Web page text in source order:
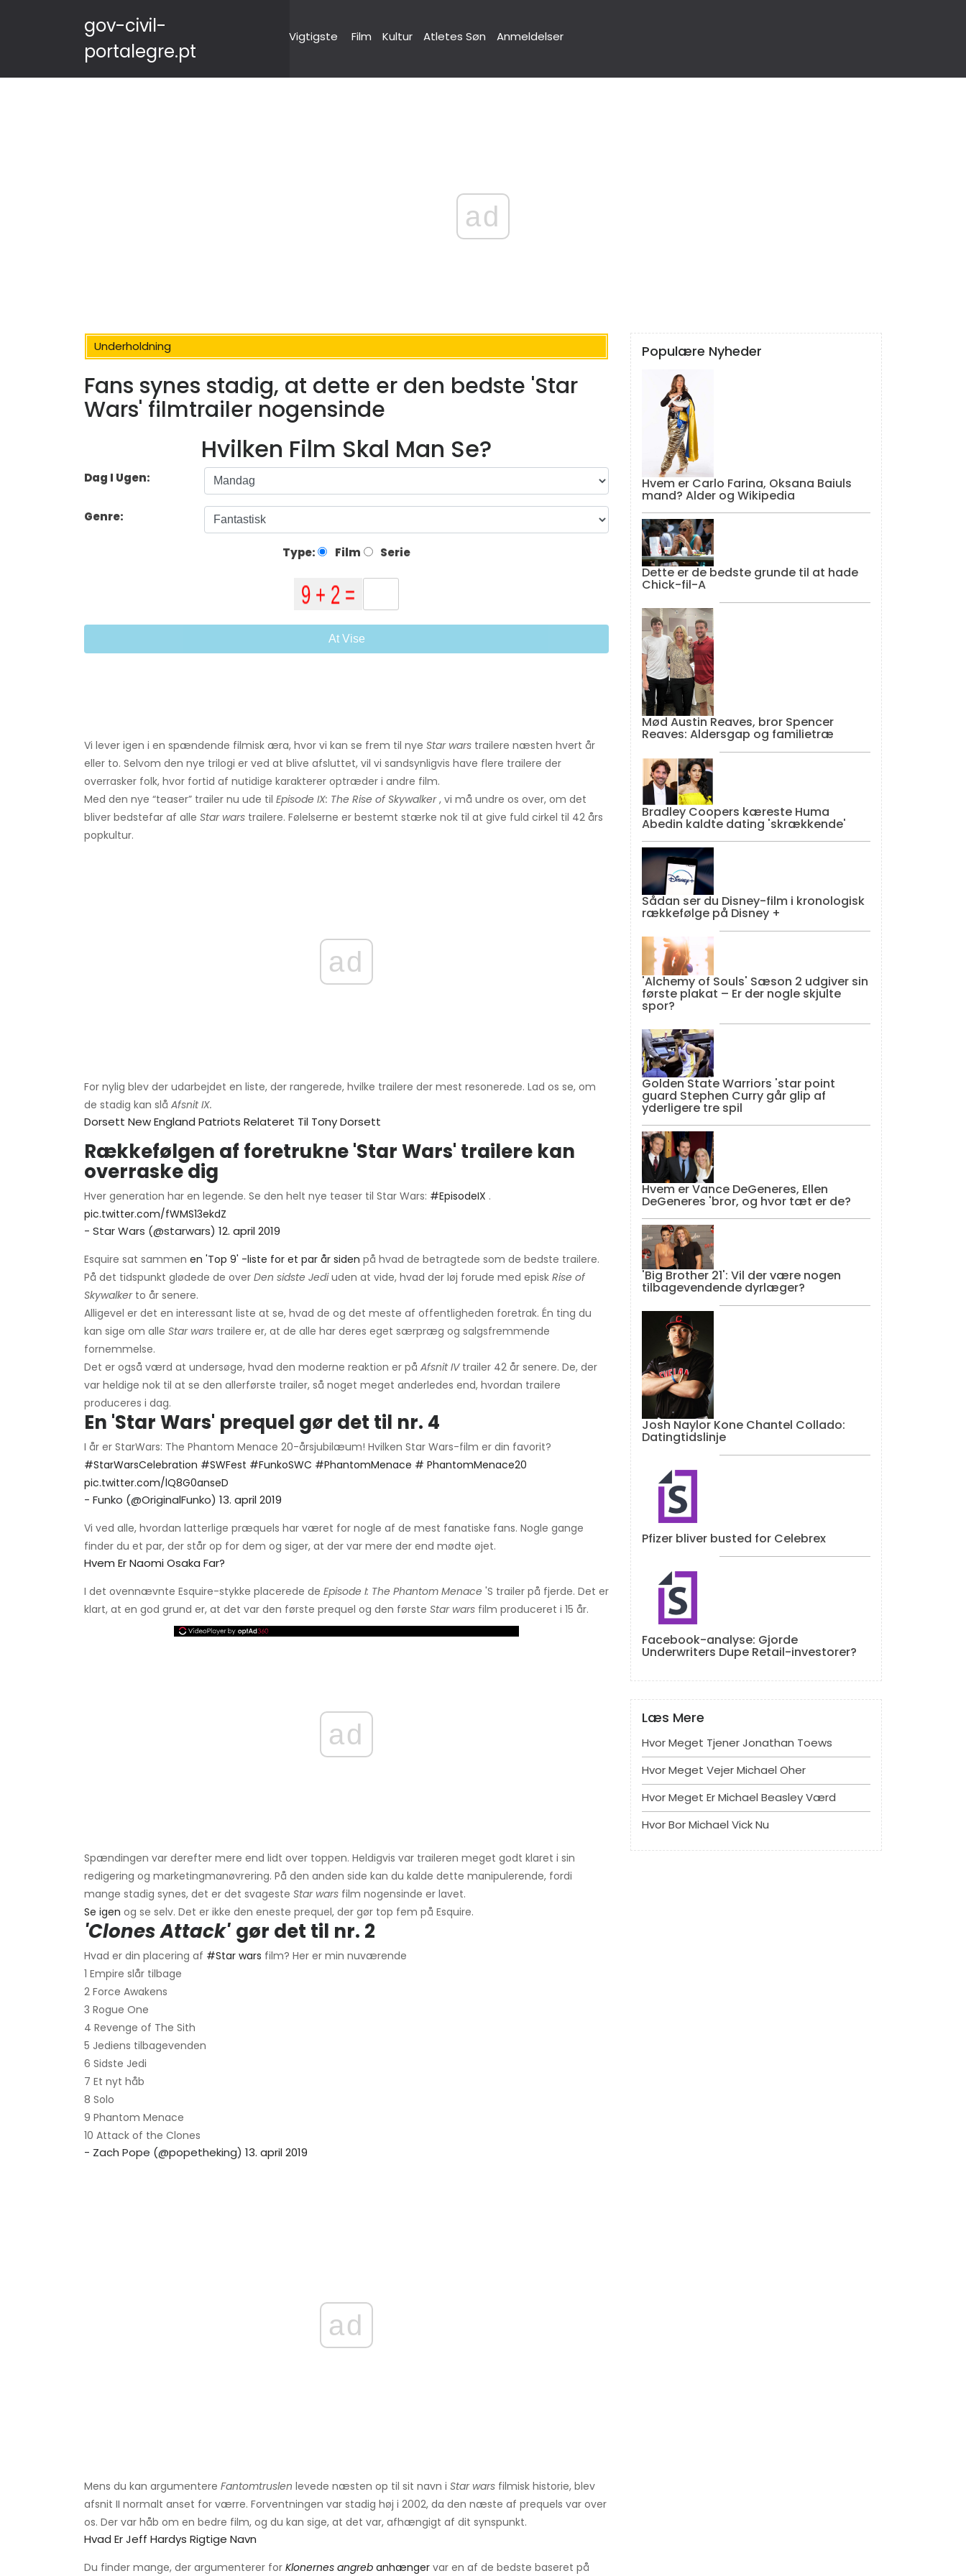
gov-civil-
portalegre.pt
Vigtigste Film Kultur Atletes Søn Anmeldelser
ad
Underholdning
Fans synes stadig, at dette er den bedste 'Star
Wars' filmtrailer nogensinde
Hvilken Film Skal Man Se?
Dag I Ugen:
Genre:
Type: Film Serie
At Vise
Vi lever igen i en spændende filmisk æra, hvor vi kan se frem til nye Star wars trailere næsten hvert år
eller to. Selvom den nye trilogi er ved at blive afsluttet, vil vi sandsynligvis have flere trailere der
overrasker folk, hvor fortid af nutidige karakterer optræder i andre film.
Med den nye “teaser” trailer nu ude til Episode IX: The Rise of Skywalker, vi må undre os over, om det
bliver bedstefar af alle Star wars trailere. Følelserne er bestemt stærke nok til at give fuld cirkel til 42 års
popkultur.
ad
For nylig blev der udarbejdet en liste, der rangerede, hvilke trailere der mest resonerede. Lad os se, om
de stadig kan slå Afsnit IX.
Dorsett New England Patriots Relateret Til Tony Dorsett
Rækkefølgen af ​​foretrukne 'Star Wars' trailere kan
overraske dig
Hver generation har en legende. Se den helt nye teaser til Star Wars: #EpisodeIX .
pic.twitter.com/fWMS13ekdZ
- Star Wars (@starwars) 12. april 2019
Esquire sat sammen en 'Top 9' -liste for et par år siden på hvad de betragtede som de bedste trailere.
På det tidspunkt glødede de over Den sidste Jediuden at vide, hvad der løj forude med episk Rise of
Skywalkerto år senere.
Alligevel er det en interessant liste at se, hvad de og det meste af offentligheden foretrak. Én ting du
kan sige om alle Star wars trailere er, at de alle har deres eget særpræg og salgsfremmende
fornemmelse.
Det er også værd at undersøge, hvad den moderne reaktion er på Afsnit IVtrailer 42 år senere. De, der
var heldige nok til at se den allerførste trailer, så noget meget anderledes end, hvordan trailere
produceres i dag.
En 'Star Wars' prequel gør det til nr. 4
I år er StarWars: The Phantom Menace 20-årsjubilæum! Hvilken Star Wars-film er din favorit?
#StarWarsCelebration #SWFest #FunkoSWC #PhantomMenace # PhantomMenace20
pic.twitter.com/lQ8G0anseD
- Funko (@OriginalFunko) 13. april 2019
Vi ved alle, hvordan latterlige præquels har været for nogle af de mest fanatiske fans. Nogle gange
finder du et par, der står op for dem og siger, at der var mere der end mødte øjet.
Hvem Er Naomi Osaka Far?
I det ovennævnte Esquire-stykke placerede de Episode I: The Phantom Menace 'S trailer på fjerde. Det er
klart, at en god grund er, at det var den første prequel og den første Star wars film produceret i 15 år.
ad
Spændingen var derefter mere end lidt over toppen. Heldigvis var traileren meget godt klaret i sin
redigering og marketingmanøvrering. På den anden side kan du kalde dette manipulerende, fordi
mange stadig synes, det er det svageste Star wars film nogensinde er lavet.
Se igen og se selv. Det er ikke den eneste prequel, der gør top fem på Esquire.
'Clones Attack' gør det til nr. 2
Hvad er din placering af #Star wars film? Her er min nuværende
1 Empire slår tilbage
2 Force Awakens
3 Rogue One
4 Revenge of The Sith
5 Jediens tilbagevenden
6 Sidste Jedi
7 Et nyt håb
8 Solo
9 Phantom Menace
10 Attack of the Clones
- Zach Pope (@popetheking) 13. april 2019
ad
Mens du kan argumentere Fantomtruslen levede næsten op til sit navn i Star wars filmisk historie, blev
afsnit II normalt anset for værre. Forventningen var stadig høj i 2002, da den næste af prequels var over
os. Der var håb om en bedre film, og du kan sige, at det var, afhængigt af dit synspunkt.
Hvad Er Jeff Hardys Rigtige Navn
Du finder mange, der argumenterer for Klonernes angreb anhænger var en af ​​de bedste baseret på
Populære Nyheder
Hvem er Carlo Farina, Oksana Baiuls
mand? Alder og Wikipedia
Dette er de bedste grunde til at hade
Chick-fil-A
Mød Austin Reaves, bror Spencer
Reaves: Aldersgap og familietræ
Bradley Coopers kæreste Huma
Abedin kaldte dating 'skrækkende'
Sådan ser du Disney-film i kronologisk
rækkefølge på Disney +
'Alchemy of Souls' Sæson 2 udgiver sin
første plakat – Er der nogle skjulte
spor?
Golden State Warriors 'star point
guard Stephen Curry går glip af
yderligere tre spil
Hvem er Vance DeGeneres, Ellen
DeGeneres 'bror, og hvor tæt er de?
'Big Brother 21': Vil der være nogen
tilbagevendende dyrlæger?
Josh Naylor Kone Chantel Collado:
Datingtidslinje
Pfizer bliver busted for Celebrex
Facebook-analyse: Gjorde
Underwriters Dupe Retail-investorer?
Læs Mere
Hvor Meget Tjener Jonathan Toews
Hvor Meget Vejer Michael Oher
Hvor Meget Er Michael Beasley Værd
Hvor Bor Michael Vick Nu